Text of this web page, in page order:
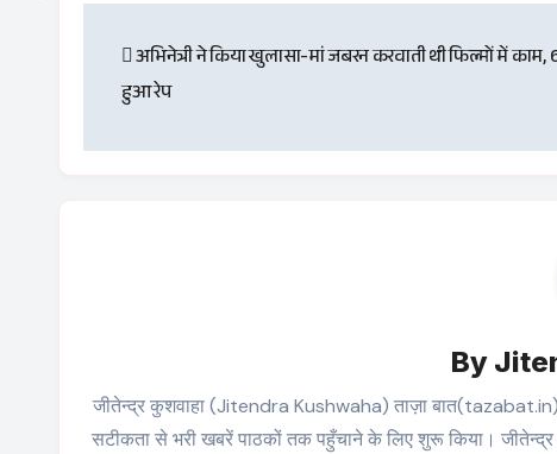
navigation
अभिनेत्री ने किया खुलासा-मां जबरन करवाती थी फिल्मों में काम,
हुआ रेप
By
जीतेन्द्र कुशवाहा (Jitendra Kushwaha) ताज़ा बात(tazabat.in)
सटीकता से भरी खबरें पाठकों तक पहुँचाने के लिए शुरू किया। जीतेन्द्र